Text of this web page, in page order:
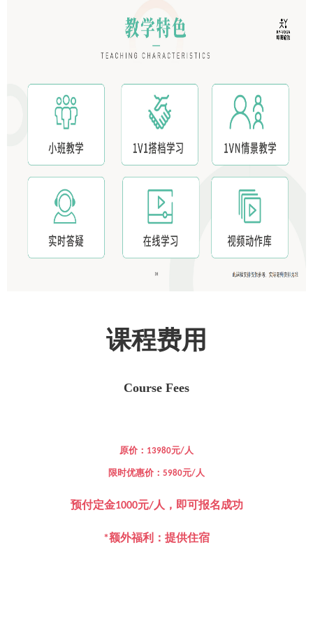
课程费用
Course Fees
原价： 13980元/人
限时优惠价： 5980元/人
预付定金1000元/人，即可报名成功
*额外福利：提供住宿